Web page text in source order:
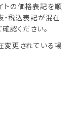
トの価格表記を順
税込表記が混在
認ください。
変更されている場